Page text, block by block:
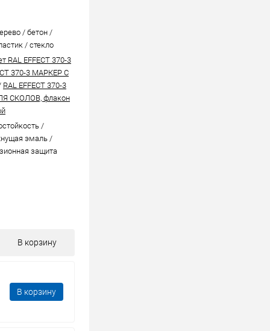
/ бетон /
/ стекло
RAL EFFECT 370-3
370-3 МАРКЕР С
RAL EFFECT 370-3
СКОЛОВ, флакон
/
эмаль /
защита
В корзину
В корзину